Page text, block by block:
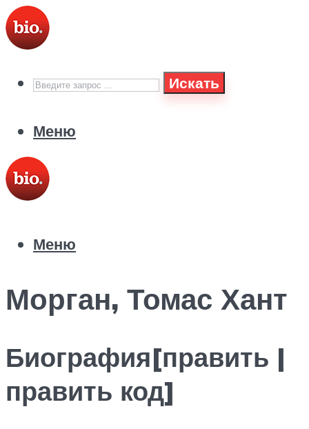
Искать
Меню
Меню
Морган, Томас Хант
Биография[править |
править код]